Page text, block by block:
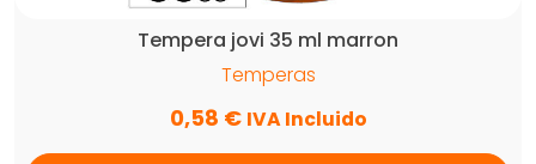
Tempera jovi 35 ml marron
Temperas
0,58 € IVA Incluido